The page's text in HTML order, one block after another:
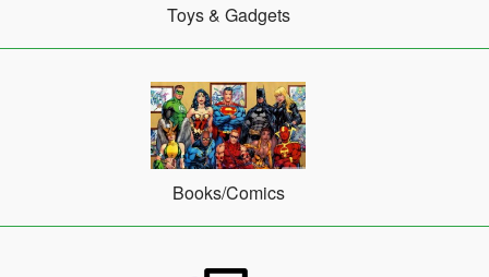
Toys & Gadgets
Books/Comics